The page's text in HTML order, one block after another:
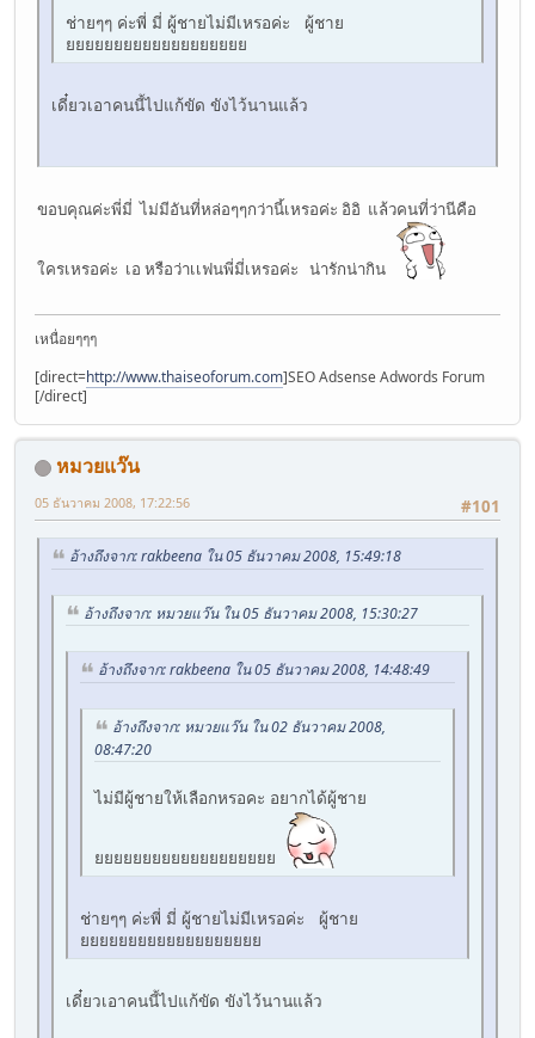
ช่ายๆๆ ค่ะพี่ มี่ ผู้ชายไม่มีเหรอค่ะ ผู้ชาย
ยยยยยยยยยยยยยยยยยยย
เดี๋ยวเอาคนนี้ไปแก้ขัด ขังไว้นานแล้ว
ขอบคุณค่ะพี่มี่ ไม่มีอันที่หล่อๆๆกว่านี้เหรอค่ะ อิอิ แล้วคนที่ว่านีคือ
ใครเหรอค่ะ เอ หรือว่าเเฟนพี่มี่เหรอค่ะ น่ารักน่ากิน
เหนื่อยๆๆๆ
[direct=http://www.thaiseoforum.com]SEO Adsense Adwords Forum
[/direct]
หมวยแว๊น
#101
05 ธันวาคม 2008, 17:22:56
อ้างถึงจาก: rakbeena ใน 05 ธันวาคม 2008, 15:49:18
อ้างถึงจาก: หมวยแว๊น ใน 05 ธันวาคม 2008, 15:30:27
อ้างถึงจาก: rakbeena ใน 05 ธันวาคม 2008, 14:48:49
อ้างถึงจาก: หมวยแว๊น ใน 02 ธันวาคม 2008,
08:47:20
ไม่มีผู้ชายให้เลือกหรอคะ อยากได้ผู้ชาย
ยยยยยยยยยยยยยยยยยยย
ช่ายๆๆ ค่ะพี่ มี่ ผู้ชายไม่มีเหรอค่ะ ผู้ชาย
ยยยยยยยยยยยยยยยยยยย
เดี๋ยวเอาคนนี้ไปแก้ขัด ขังไว้นานแล้ว